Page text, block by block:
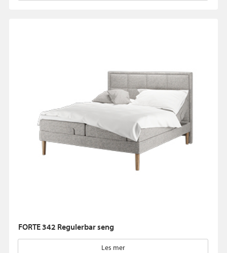
FORTE 342 Regulerbar seng
Les mer